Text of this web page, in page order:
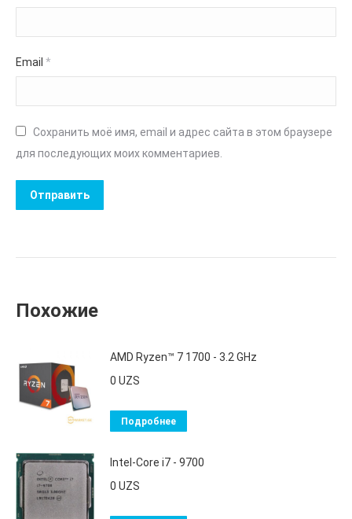
Email *
Сохранить моё имя, email и адрес сайта в этом браузере
для последующих моих комментариев.
Похожие
AMD Ryzen™ 7 1700 - 3.2 GHz
0 UZS
Подробнее
Intel-Core i7 - 9700
0 UZS